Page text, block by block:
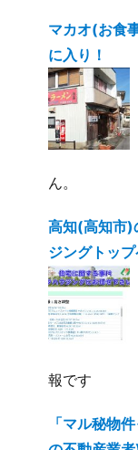
マカオ(お食
に入り！
ん。
高知(高知市)
ジングトッ
報です
「マル秘物